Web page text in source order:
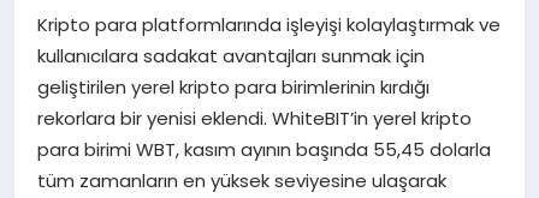
MAGAZIN
SAĞLIK
SIYASET
Kripto para platformlarında işleyişi kolaylaştırmak ve
kullanıcılara sadakat avantajları sunmak için
geliştirilen yerel kripto para birimlerinin kırdığı
rekorlara bir yenisi eklendi. WhiteBIT’in yerel kripto
para birimi WBT, kasım ayının başında 55,45 dolarla
tüm zamanların en yüksek seviyesine ulaşarak